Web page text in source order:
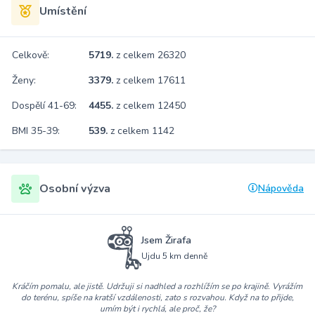
Umístění
Celkově: 5719. z celkem 26320
Ženy:
3379. z celkem 17611
Dospělí 41-69:
4455. z celkem 12450
BMI 35-39:
539. z celkem 1142
Osobní výzva Nápověda
Jsem Žirafa
Ujdu 5 km denně
Kráčím pomalu, ale jistě. Udržuji si nadhled a rozhlížím se po krajině. Vyrážím
do terénu, spíše na kratší vzdálenosti, zato s rozvahou. Když na to přijde,
umím být i rychlá, ale proč, že?